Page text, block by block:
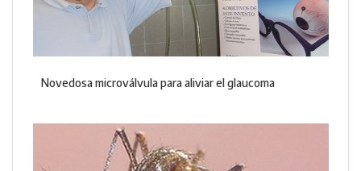
Novedosa microválvula para aliviar el glaucoma